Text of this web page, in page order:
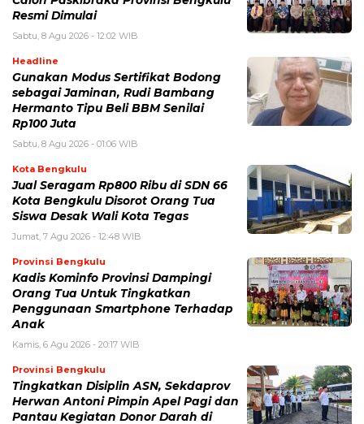
Resmi Dimulai
Sabtu, 8 Agu 2026 - 12:02 WIB
Headline
Gunakan Modus Sertifikat Bodong
sebagai Jaminan, Rudi Bambang
Hermanto Tipu Beli BBM Senilai
Rp100 Juta
Sabtu, 8 Agu 2026 - 01:06 WIB
Kota Bengkulu
Jual Seragam Rp800 Ribu di SDN 66
Kota Bengkulu Disorot Orang Tua
Siswa Desak Wali Kota Tegas
Jumat, 7 Agu 2026 - 12:48 WIB
Provinsi Bengkulu
Kadis Kominfo Provinsi Dampingi
Orang Tua Untuk Tingkatkan
Penggunaan Smartphone Terhadap
Anak
Kamis, 6 Agu 2026 - 20:17 WIB
Provinsi Bengkulu
Tingkatkan Disiplin ASN, Sekdaprov
Herwan Antoni Pimpin Apel Pagi dan
Pantau Kegiatan Donor Darah di